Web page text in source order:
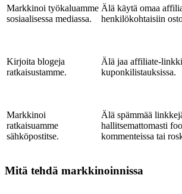
Markkinoi työkaluamme
sosiaalisessa mediassa.
Älä käytä omaa
henkilökohtaisiin
Kirjoita blogeja
ratkaisustamme.
Älä jaa affiliate-
kuponkilistauksissa.
Markkinoi
ratkaisuamme
sähköpostitse.
Älä spämmää
hallitsemattomasti
kommenteissa tai
Mitä tehdä markkinoinnissa